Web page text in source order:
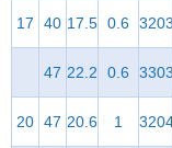
17 40 17.5 0.6 3203
47 22.2 0.6 3303
20 47 20.6 1